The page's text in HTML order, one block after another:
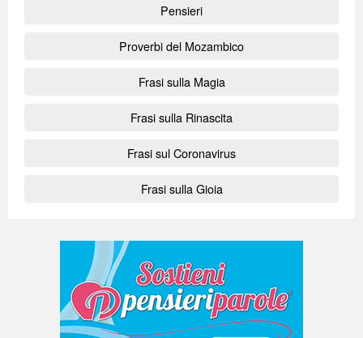
Pensieri
Proverbi del Mozambico
Frasi sulla Magia
Frasi sulla Rinascita
Frasi sul Coronavirus
Frasi sulla Gioia